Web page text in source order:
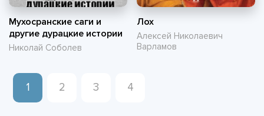
Мухосранские саги и
другие дурацкие истории
Николай Соболев
Лох
Алексей Николаевич
Варламов
1 2 3 4